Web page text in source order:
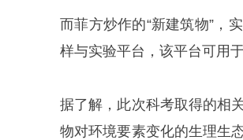
而菲方炒作的“新建筑物”，
样与实验平台，该平台可用
据了解，此次科考取得的相
物对环境要素变化的生理生